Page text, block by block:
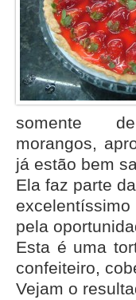
somente de
morangos,
já estão bem
Ela faz parte
pela
Esta é uma
confeiteiro,
Vejam o